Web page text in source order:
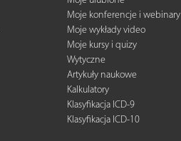
Moje konferencje i webinary
Moje wykłady video
Moje kursy i quizy
Wytyczne
Artykuły naukowe
Kalkulatory
Klasyfikacja ICD-9
Klasyfikacja ICD-10